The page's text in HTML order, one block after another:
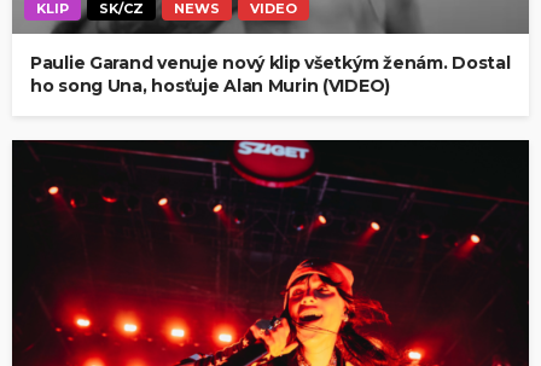
KLIP SK/CZ NEWS VIDEO
Paulie Garand venuje nový klip všetkým ženám. Dostal
ho song Una, hosťuje Alan Murin (VIDEO)